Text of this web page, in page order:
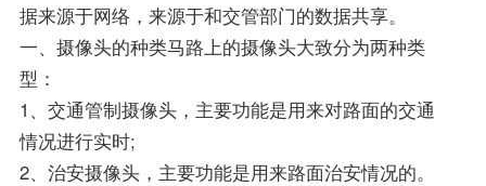
据来源于网络，来源于和交管部门的数据共享。
一、摄像头的种类马路上的摄像头大致分为两种类
型：
1、交通管制摄像头，主要功能是用来对路面的交通
情况进行实时;
2、治安摄像头，主要功能是用来路面治安情况的。